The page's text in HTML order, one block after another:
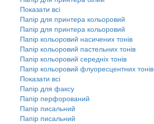
Показати всі
Папір для принтера кольоровий
Папір для принтера кольоровий
Папір кольоровий насичених тонів
Папір кольоровий пастельних тонів
Папір кольоровий середніх тонів
Папір кольоровий флуоресцентних тонів
Показати всі
Папір для факсу
Папір перфорований
Папір писальний
Папір писальний